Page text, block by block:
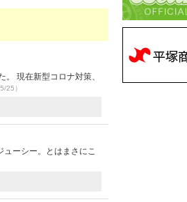
。 現在新型コロナ対策、
25）
ューシー。とはまさにこ